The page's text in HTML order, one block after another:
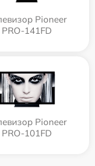
Pioneer
PRO-141FD
Pioneer
PRO-101FD